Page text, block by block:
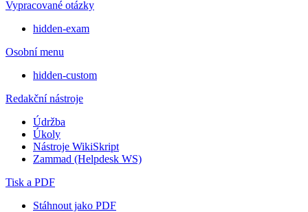
Vypracované otázky
hidden-exam
Osobní menu
hidden-custom
Redakční nástroje
Údržba
Úkoly
Nástroje WikiSkript
Zammad (Helpdesk WS)
Tisk a PDF
Stáhnout jako PDF